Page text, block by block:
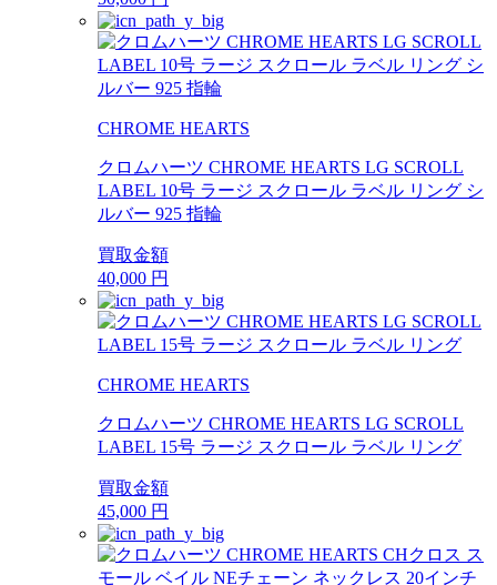
CHROME HEARTS
クロムハーツ CHROME HEARTS LG SCROLL
LABEL 10号 ラージ スクロール ラベル リング シ
ルバー 925 指輪
買取金額
40,000 円
CHROME HEARTS
クロムハーツ CHROME HEARTS LG SCROLL
LABEL 15号 ラージ スクロール ラベル リング
買取金額
45,000 円